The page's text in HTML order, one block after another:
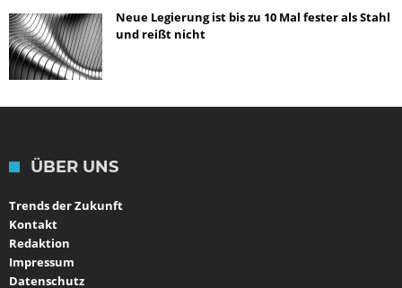
Neue Legierung ist bis zu 10 Mal fester als Stahl
und reißt nicht
ÜBER UNS
Trends der Zukunft
Kontakt
Redaktion
Impressum
Datenschutz